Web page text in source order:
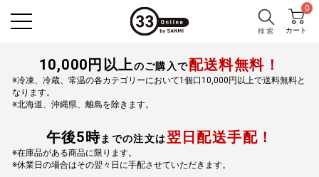
検 索 カート
0
10,000円以上のご購入で配送料無料！
※冷凍、冷蔵、常温の各カテゴリーにおいて1個口10,000円以上で送料無料と
なります。
※北海道、沖縄県、離島を除きます。
午後5時までの注文は翌日配送手配！
※在庫品がある商品に限ります。
※休業日の場合はその翌々日に手配させていただきます。